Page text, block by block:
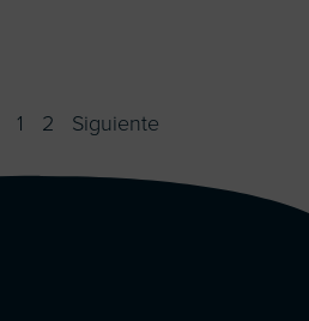
1 2 Siguiente